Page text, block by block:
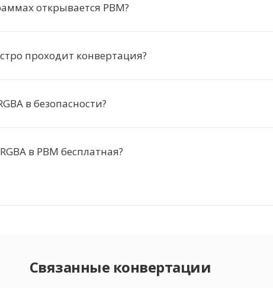
открывается PBM?
проходит конвертация?
в безопасности?
в PBM бесплатная?
Связанные конвертации